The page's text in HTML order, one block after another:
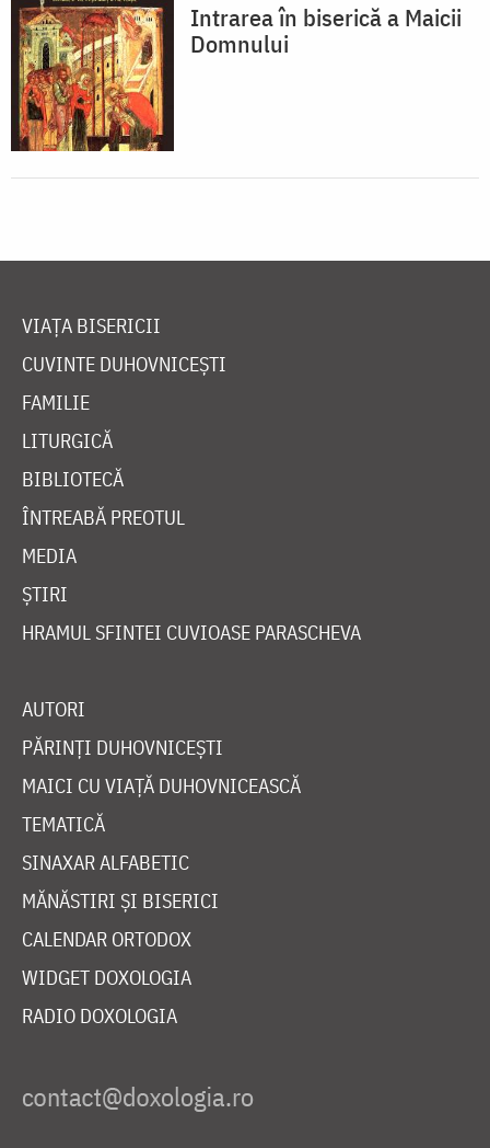
Intrarea în biserică a Maicii
Domnului
VIAȚA BISERICII
CUVINTE DUHOVNICEȘTI
FAMILIE
LITURGICĂ
BIBLIOTECĂ
ÎNTREABĂ PREOTUL
MEDIA
ȘTIRI
HRAMUL SFINTEI CUVIOASE PARASCHEVA
AUTORI
PĂRINȚI DUHOVNICEȘTI
MAICI CU VIAȚĂ DUHOVNICEASCĂ
TEMATICĂ
SINAXAR ALFABETIC
MĂNĂSTIRI ȘI BISERICI
CALENDAR ORTODOX
WIDGET DOXOLOGIA
RADIO DOXOLOGIA